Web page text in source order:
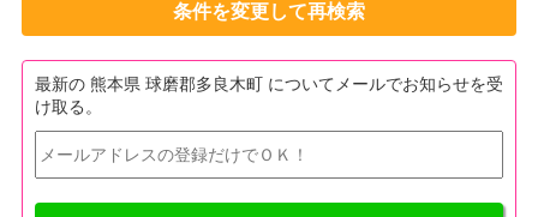
条件を変更して再検索
最新の 熊本県 球磨郡多良木町 についてメールでお知らせを受
け取る。